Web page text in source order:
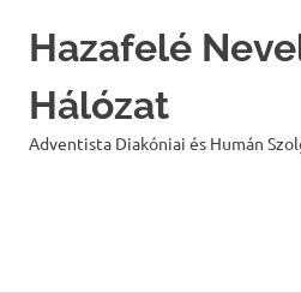
Hazafelé
Hálózat
Adventista Diakóniai és Humán